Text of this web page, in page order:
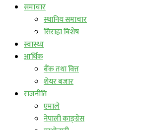
समाचार
स्थानिय समाचार
सिराहा बिशेष
स्वास्थ्य
आर्थिक
बैंक तथा वित्त
शेयर बजार
राजनीति
एमाले
नेपाली काङ्ग्रेस